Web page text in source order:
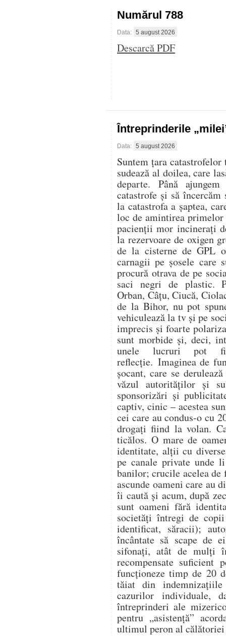
Numărul 788
Data: 5 august 2026
Descarcă PDF
Întreprinderile
Data: 5 august 2026
Suntem țara
sudează al doilea, care
departe. Până
catastrofe și să
la catastrofa a șaptea,
loc de amintirea
pacienții mor incinerați
la rezervoare de oxigen
de la cisterne de GPL
carnagii pe șosele care
procură otrava de pe
saci negri de plastic.
Orban, Câțu, Ciucă,
de la Bihor, nu pot
vehiculează la tv și pe
imprecis și foarte
sunt morbide și, deci,
unele lucruri pot
reflecție. Imaginea de
șocant, care se
văzul autorităților și
sponsorizări și
captiv, cinic – acestea
cei care au condus-o cu
drogați fiind la volan.
ticălos. O mare de
identitate, alții cu
pe canale private unde
banilor; crucile acelea de
ascunde oameni care au
îi caută și acum, după
sunt oameni fără
societăți întregi de
identificat, săracii);
încântate să scape de
sifonați, atât de mulți
recompensate suficient
funcționeze timp de 20
tăiat din
cazurilor individuale,
întreprinderi ale
pentru „asistență”
ultimul peron al